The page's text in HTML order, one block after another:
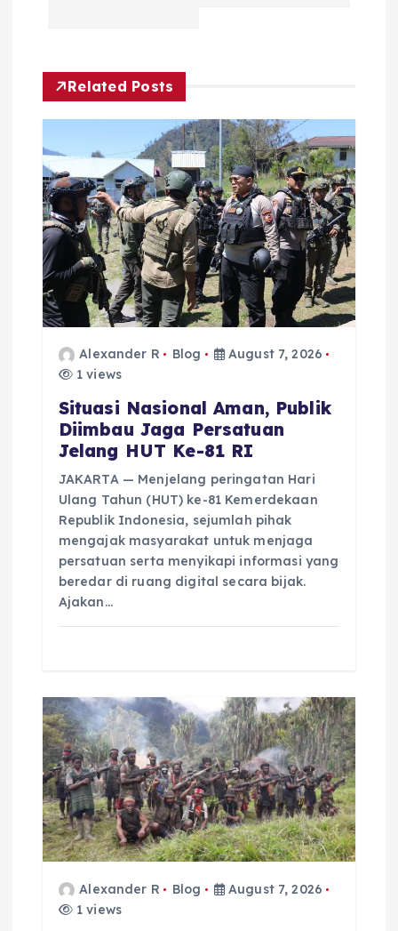
g
a
t
o
Related Posts
Alexander R Blog
August 7, 2026
1 views
Situasi Nasional Aman, Publik
Diimbau Jaga Persatuan
Jelang HUT Ke-81 RI
JAKARTA — Menjelang peringatan Hari
Ulang Tahun (HUT) ke-81 Kemerdekaan
Republik Indonesia, sejumlah pihak
mengajak masyarakat untuk menjaga
persatuan serta menyikapi informasi yang
beredar di ruang digital secara bijak.
Ajakan…
Alexander R Blog
August 7, 2026
1 views